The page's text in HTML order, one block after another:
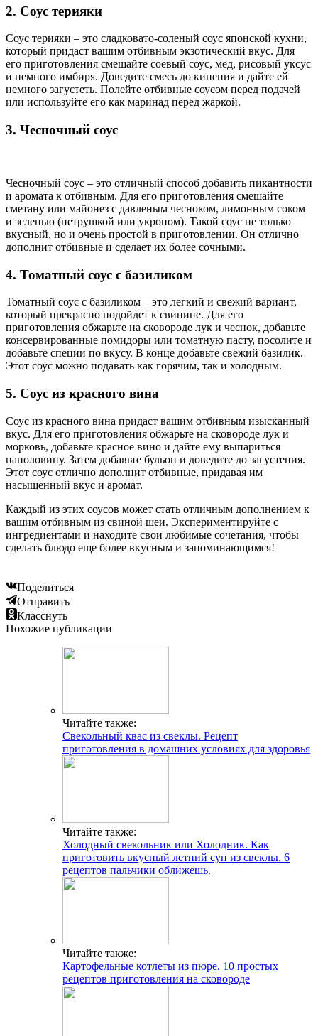
2. Соус терияки
Соус терияки – это сладковато-соленый соус японской кухни,
который придаст вашим отбивным экзотический вкус. Для
его приготовления смешайте соевый соус, мед, рисовый уксус
и немного имбиря. Доведите смесь до кипения и дайте ей
немного загустеть. Полейте отбивные соусом перед подачей
или используйте его как маринад перед жаркой.
3. Чесночный соус
Чесночный соус – это отличный способ добавить пикантности
и аромата к отбивным. Для его приготовления смешайте
сметану или майонез с давленым чесноком, лимонным соком
и зеленью (петрушкой или укропом). Такой соус не только
вкусный, но и очень простой в приготовлении. Он отлично
дополнит отбивные и сделает их более сочными.
4. Томатный соус с базиликом
Томатный соус с базиликом – это легкий и свежий вариант,
который прекрасно подойдет к свинине. Для его
приготовления обжарьте на сковороде лук и чеснок, добавьте
консервированные помидоры или томатную пасту, посолите и
добавьте специи по вкусу. В конце добавьте свежий базилик.
Этот соус можно подавать как горячим, так и холодным.
5. Соус из красного вина
Соус из красного вина придаст вашим отбивным изысканный
вкус. Для его приготовления обжарьте на сковороде лук и
морковь, добавьте красное вино и дайте ему выпариться
наполовину. Затем добавьте бульон и доведите до загустения.
Этот соус отлично дополнит отбивные, придавая им
насыщенный вкус и аромат.
Каждый из этих соусов может стать отличным дополнением к
вашим отбивным из свиной шеи. Экспериментируйте с
ингредиентами и находите свои любимые сочетания, чтобы
сделать блюдо еще более вкусным и запоминающимся!
Поделиться
Отправить
Класснуть
Похожие публикации
Читайте также:
Свекольный квас из свеклы. Рецепт
приготовления в домашних условиях для здоровья
Читайте также:
Холодный свекольник или Холодник. Как
приготовить вкусный летний суп из свеклы. 6
рецептов пальчики оближешь.
Читайте также:
Картофельные котлеты из пюре. 10 простых
рецептов приготовления на сковороде